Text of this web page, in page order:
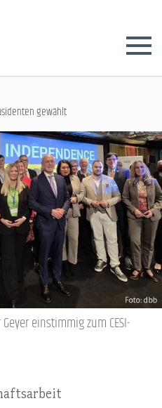
gewählt
einstimmig zum CESI-